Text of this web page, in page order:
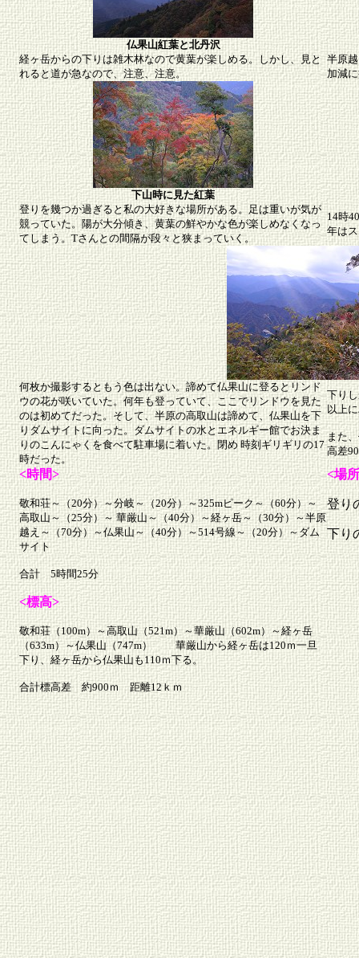
仏果山紅葉と北丹沢
経ヶ岳からの下りは雑木林なので黄葉が楽しめる。しかし、見と
れると道が急なので、注意、注意。
半原
加減
下山時に見た紅葉
登りを幾つか過ぎると私の大好きな場所がある。足は重いが気が
競っていた。陽が大分傾き、黄葉の鮮やかな色が楽しめなくなっ
てしまう。Tさんとの間隔が段々と狭まっていく。
14時
年は
何枚か撮影するともう色は出ない。諦めて仏果山に登るとリンド
ウの花が咲いていた。何年も登っていて、ここでリンドウを見た
のは初めてだった。そして、半原の高取山は諦めて、仏果山を下
りダムサイトに向った。ダムサイトの水とエネルギー館でお決ま
りのこんにゃくを食べて駐車場に着いた。閉め 時刻ギリギリの17
時だった。
下り
以上
また
高差
<時間>
敬和荘～（20分）～分岐～（20分）～325mピーク～（60分）～
高取山～（25分）～ 華厳山～（40分）～経ヶ岳～（30分）～半原
越え～（70分）～仏果山～（40分）～514号線～（20分）～ダム
サイト
合計 5時間25分
<標高>
敬和荘（100m）～高取山（521m）～華厳山（602m）～経ヶ岳
（633m）～仏果山（747m） 華厳山から経ヶ岳は120ｍ一旦
下り、経ヶ岳から仏果山も110ｍ下る。
合計標高差 約900ｍ 距離12ｋｍ
<
登り
下り